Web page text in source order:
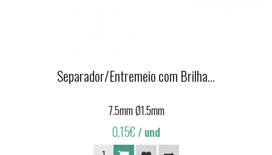
Separador/Entremeio com Brilha...
7.5mm Ø1.5mm
0,15€/ und